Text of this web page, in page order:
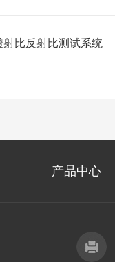
比反射比测试系统
产品中心